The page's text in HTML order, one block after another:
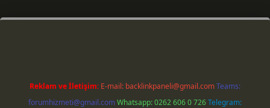
Reklam ve İletişim: E-mail: backlinkpaneli@gmail.comTeams:
forumhizmeti@gmail.comWhatsapp: 0262 606 0 726Telegram: